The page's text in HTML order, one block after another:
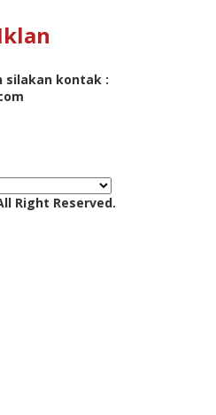
silakan kontak :
Right Reserved.